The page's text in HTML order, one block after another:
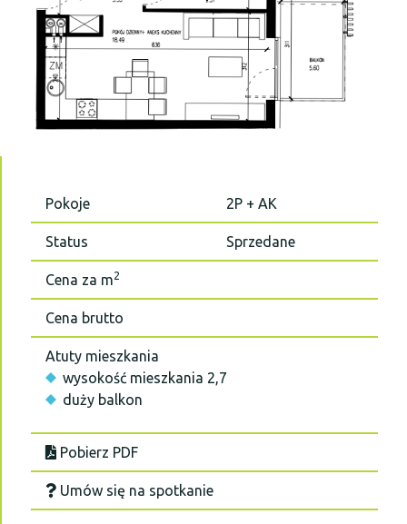
Pokoje 2P + AK
Status Sprzedane
Cena za m2
Cena brutto
Atuty mieszkania
wysokość mieszkania 2,7
duży balkon
Pobierz PDF
Umów się na spotkanie